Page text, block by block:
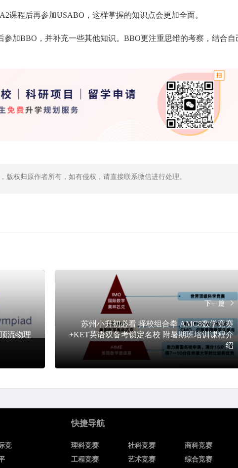
课程后再参加USABO，这样掌握的知识点会更加全面。
参加BBO，并补充一些其他知识。BBO更注重思维的考察，结合自
版权归原作者所有，如有侵权，请直接联系微信进行处理。
流物理
下一篇
苏州小升初必看 择校组合拳 AMC8数学竞赛
+KET英语双备考锁定名校 附暑期班培训课程介
绍
竞
快捷导航
理科竞赛 社科竞赛
商科竞赛
工程竞赛
艺术竞赛 综合竞赛